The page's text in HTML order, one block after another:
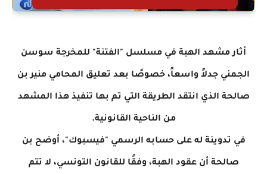
أثار مشهد الهبة في مسلسل "الفتنة" للمخرجة سوسن
الجمني جدلاً واسعاً، خصوصًا بعد تعليق المحامي منير بن
صالحة الذي انتقد الطريقة التي تم بها تنفيذ هذا المشهد
من الناحية القانونية.
في تدوينة له على حسابه الرسمي "فيسبوك"، أوضح بن
صالحة أن عقود الهبة، وفقًا للقانون التونسي، لا تتم